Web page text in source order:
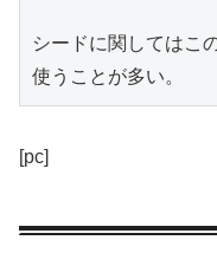
シードに関してはこ
[pc]